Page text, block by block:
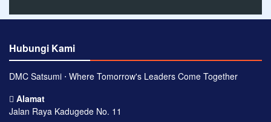
Hubungi Kami
DMC Satsumi ⋅ Where Tomorrow's Leaders Come Together
Alamat
Jalan Raya Kadugede No. 11